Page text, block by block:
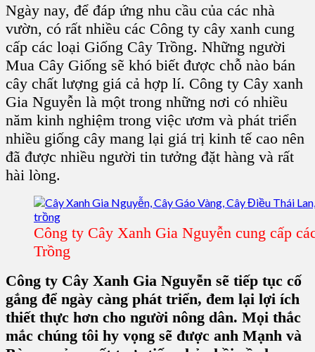
Ngày nay, để đáp ứng nhu cầu của các nhà
vườn, có rất nhiều các Công ty cây xanh cung
cấp các loại Giống Cây Trồng. Những người
Mua Cây Giống sẽ khó biết được chỗ nào bán
cây chất lượng giá cả hợp lí. Công ty Cây xanh
Gia Nguyễn là một trong những nơi có nhiều
năm kinh nghiệm trong việc ươm và phát triển
nhiều giống cây mang lại giá trị kinh tế cao nên
đã được nhiều người tin tưởng đặt hàng và rất
hài lòng.
Công ty Cây Xanh Gia Nguyễn cung cấp
Trồng
Công ty Cây Xanh Gia Nguyễn sẽ tiếp tục cố
gắng để ngày càng phát triển, đem lại lợi ích
thiết thực hơn cho người nông dân. Mọi thắc
mắc chúng tôi hy vọng sẽ được anh Mạnh và